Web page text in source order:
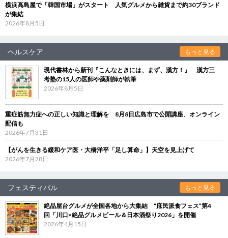
横浜高島屋で「韓国市場」がスタート 人気グルメから雑貨まで約30ブランド
が集結
2026年8月5日
ヘルスケア もっと見る
現代書林から新刊『こんなときには、まず、漢方！』 漢方三
考塾の15人の医師や薬剤師が執筆
2026年8月5日
重症筋無力症への正しい知識と理解を 8月8日広島市で公開講座、オンライン
配信も
2026年7月31日
【がんを生きる緩和ケア医・大橋洋平「足し算命」】天空を見上げて
2026年7月28日
フェスティバル もっと見る
絶品屋台グルメが全国各地から大集結 “庶民派食フェス”第4
回「川口×絶品グルメビール＆日本酒祭り2026」を開催
2026年4月15日